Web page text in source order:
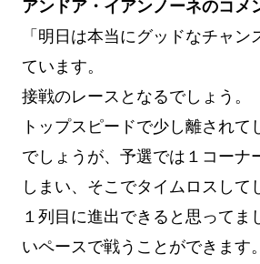
アンドア・イアンノーネのコメ
「明日は本当にグッドなチャン
ています。
接戦のレースとなるでしょう。
トップスピードで少し離されて
でしょうが、予選では１コーナ
しまい、そこでタイムロスして
１列目に進出できると思ってま
いペースで戦うことができます。